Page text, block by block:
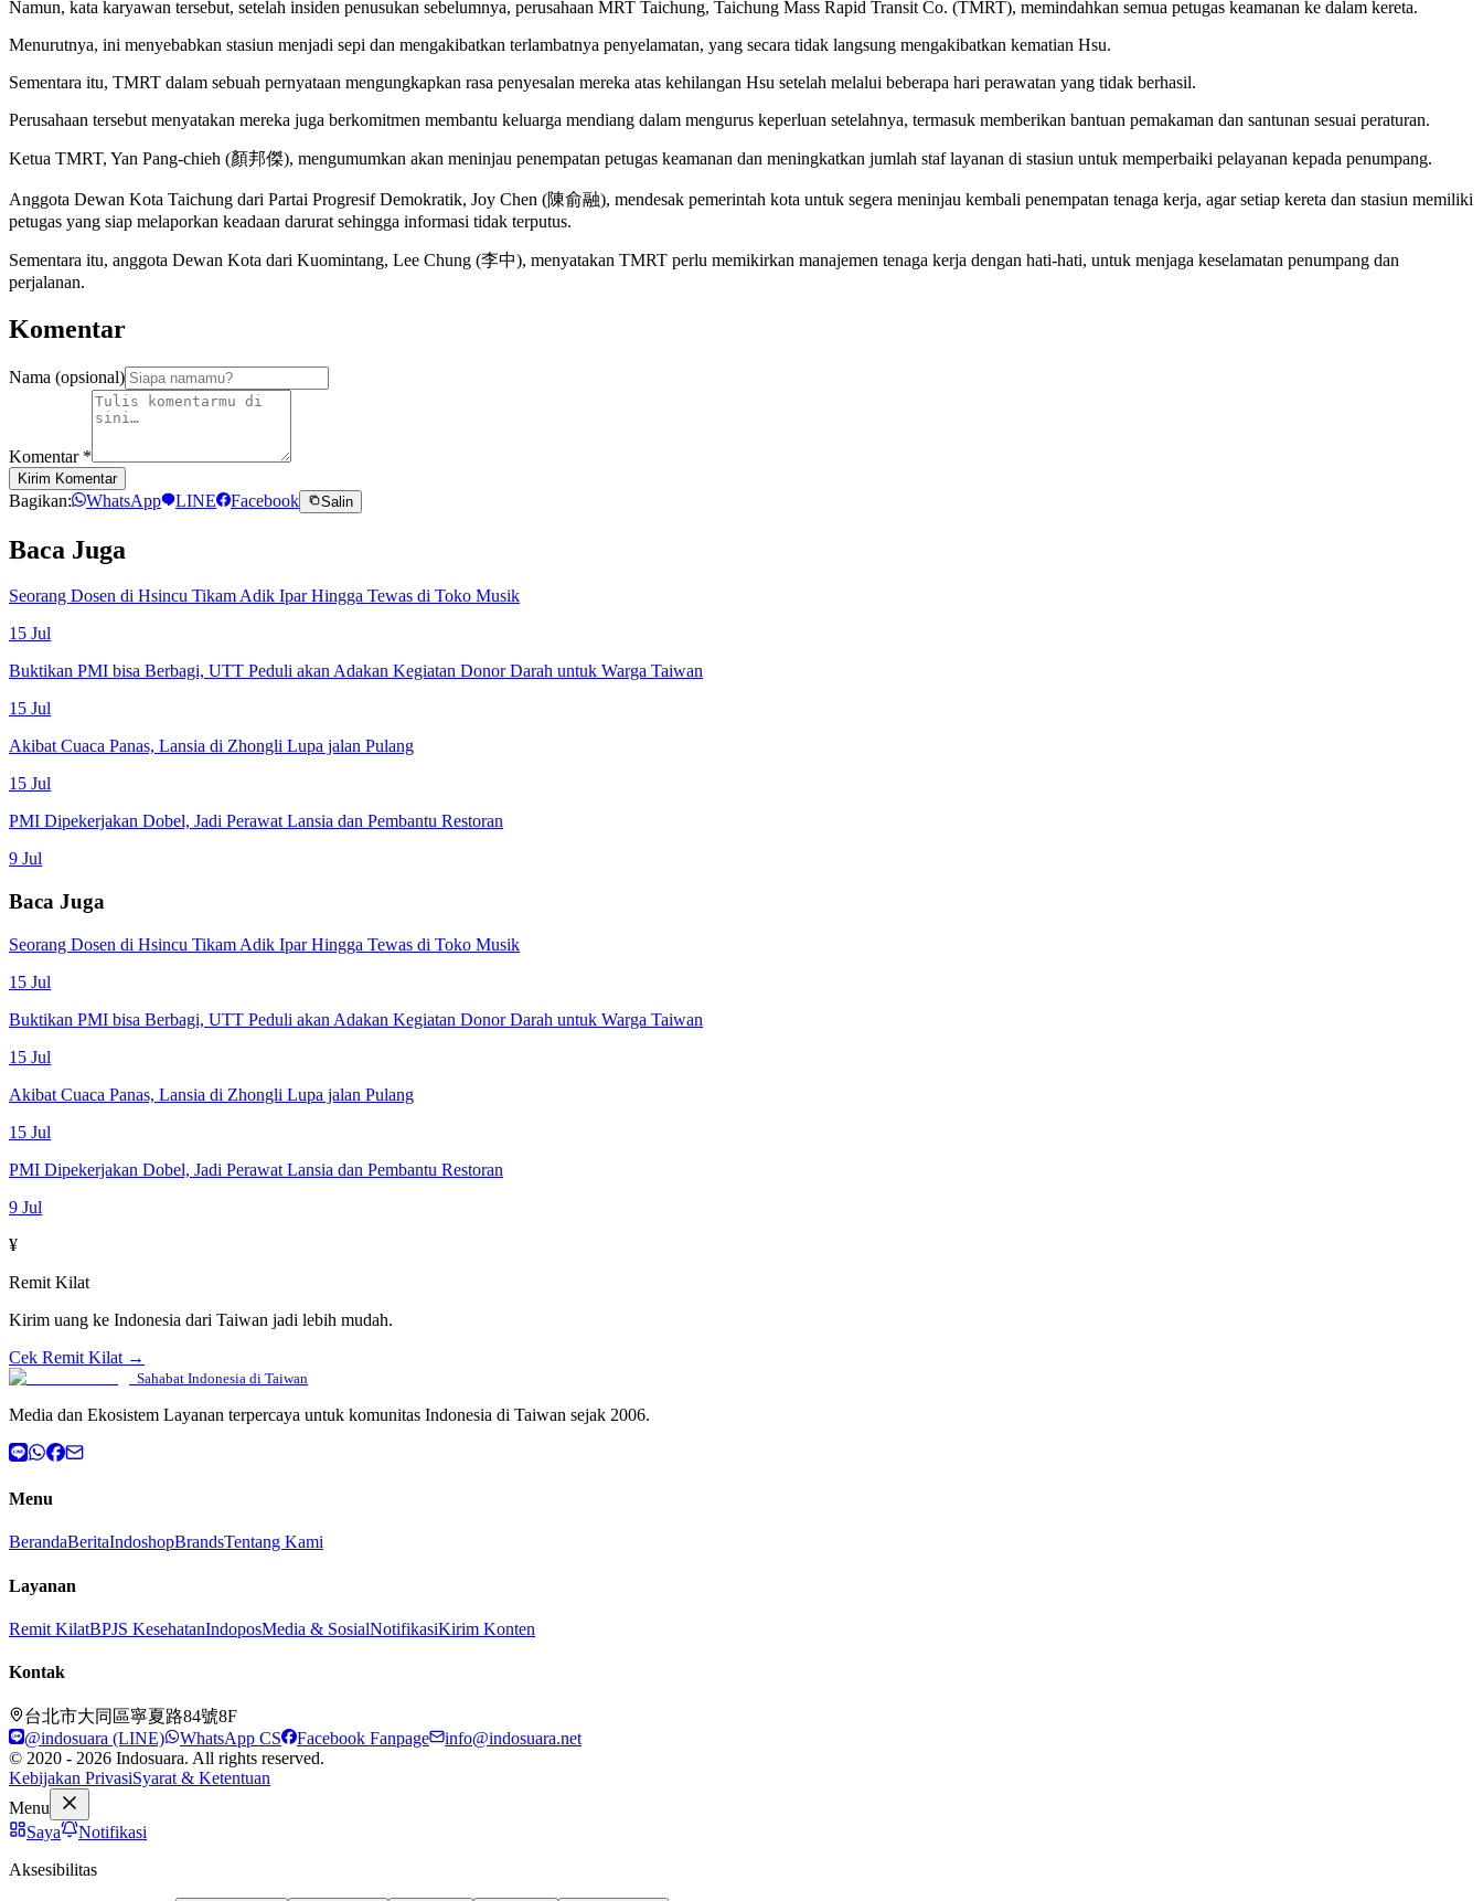
Namun, kata karyawan tersebut, setelah insiden penusukan sebelumnya, perusahaan MRT Taichung, Taichung Mass Rapid Transit Co. (TMRT), memindahkan semua petugas keamanan ke dalam kereta.
Menurutnya, ini menyebabkan stasiun menjadi sepi dan mengakibatkan terlambatnya penyelamatan, yang secara tidak langsung mengakibatkan kematian Hsu.
Sementara itu, TMRT dalam sebuah pernyataan mengungkapkan rasa penyesalan mereka atas kehilangan Hsu setelah melalui beberapa hari perawatan yang tidak berhasil.
Perusahaan tersebut menyatakan mereka juga berkomitmen membantu keluarga mendiang dalam mengurus keperluan setelahnya, termasuk memberikan bantuan pemakaman dan santunan sesuai peraturan.
Ketua TMRT, Yan Pang-chieh (顏邦傑), mengumumkan akan meninjau penempatan petugas keamanan dan meningkatkan jumlah staf layanan di stasiun untuk memperbaiki pelayanan kepada penumpang.
Anggota Dewan Kota Taichung dari Partai Progresif Demokratik, Joy Chen (陳俞融), mendesak pemerintah kota untuk segera meninjau kembali penempatan tenaga kerja, agar setiap kereta dan stasiun memiliki
petugas yang siap melaporkan keadaan darurat sehingga informasi tidak terputus.
Sementara itu, anggota Dewan Kota dari Kuomintang, Lee Chung (李中), menyatakan TMRT perlu memikirkan manajemen tenaga kerja dengan hati-hati, untuk menjaga keselamatan penumpang dan
perjalanan.
Komentar
Nama (opsional)
Komentar *
Kirim Komentar
Bagikan: WhatsApp LINE Facebook Salin
Baca Juga
Seorang Dosen di Hsincu Tikam Adik Ipar Hingga Tewas di Toko Musik
15 Jul
Buktikan PMI bisa Berbagi, UTT Peduli akan Adakan Kegiatan Donor Darah untuk Warga Taiwan
15 Jul
Akibat Cuaca Panas, Lansia di Zhongli Lupa jalan Pulang
15 Jul
PMI Dipekerjakan Dobel, Jadi Perawat Lansia dan Pembantu Restoran
9 Jul
Baca Juga
Seorang Dosen di Hsincu Tikam Adik Ipar Hingga Tewas di Toko Musik
15 Jul
Buktikan PMI bisa Berbagi, UTT Peduli akan Adakan Kegiatan Donor Darah untuk Warga Taiwan
15 Jul
Akibat Cuaca Panas, Lansia di Zhongli Lupa jalan Pulang
15 Jul
PMI Dipekerjakan Dobel, Jadi Perawat Lansia dan Pembantu Restoran
9 Jul
¥
Remit Kilat
Kirim uang ke Indonesia dari Taiwan jadi lebih mudah.
Cek Remit Kilat →
Sahabat Indonesia di Taiwan
Media dan Ekosistem Layanan terpercaya untuk komunitas Indonesia di Taiwan sejak 2006.
Menu
BerandaBeritaIndoshopBrandsTentang Kami
Layanan
Remit KilatBPJS KesehatanIndoposMedia & SosialNotifikasiKirim Konten
Kontak
台北市大同區寧夏路84號8F
@indosuara (LINE)
WhatsApp CS Facebook Fanpage
info@indosuara.net
© 2020 - 2026 Indosuara. All rights reserved.
Kebijakan PrivasiSyarat & Ketentuan
Menu
Saya
Notifikasi
Aksesibilitas